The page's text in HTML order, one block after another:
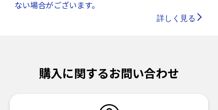
ない場合がございます。
詳しく見る
購入に関するお問い合わせ